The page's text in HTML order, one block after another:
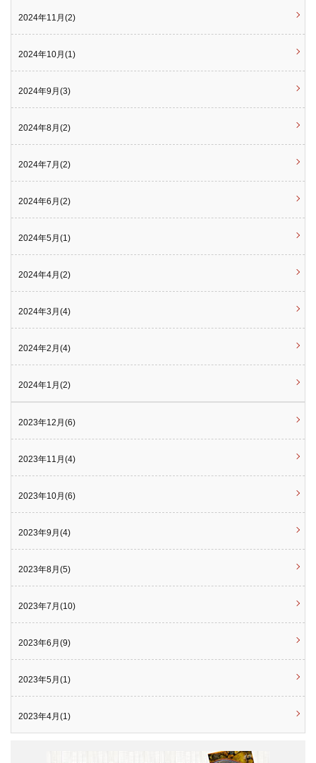
2024年11月(2)
2024年10月(1)
2024年9月(3)
2024年8月(2)
2024年7月(2)
2024年6月(2)
2024年5月(1)
2024年4月(2)
2024年3月(4)
2024年2月(4)
2024年1月(2)
2023年12月(6)
2023年11月(4)
2023年10月(6)
2023年9月(4)
2023年8月(5)
2023年7月(10)
2023年6月(9)
2023年5月(1)
2023年4月(1)